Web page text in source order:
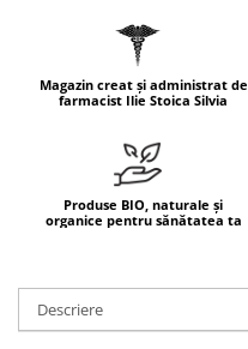
Haruharu Wonder
Medicube
DELLA BORN
Ulei de cocos
Ulei de peste
Vitamina B
Vitamina D
Vitamina E
Magazin creat și administrat de
farmacist Ilie Stoica Silvia
Produse BIO, naturale și
organice pentru sănătatea ta
Descriere